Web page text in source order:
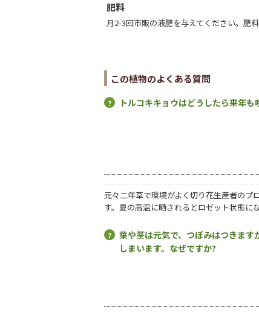
肥料
月2-3回市販の液肥を与えてください。肥
この植物のよくある質問
トルコキキョウはどうしたら来年も
元々二年草で環境がよく切り花生産者のプ
す。夏の高温に晒されるとロゼット状態に
葉や茎は元気で、つぼみはつきま
しまいます。なぜですか?